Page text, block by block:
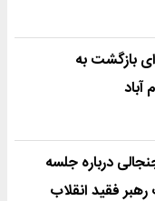
بازگشت به
آباد
درباره جلسه
فقید انقلاب